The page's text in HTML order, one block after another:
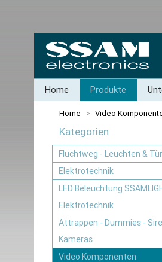
Home Produkte
Home > Video
Kategorien
Fluchtweg - Leuchten &
Elektrotechnik
LED Beleuchtung
Elektrotechnik
Attrappen - Dummies -
Kameras
Video Komponenten